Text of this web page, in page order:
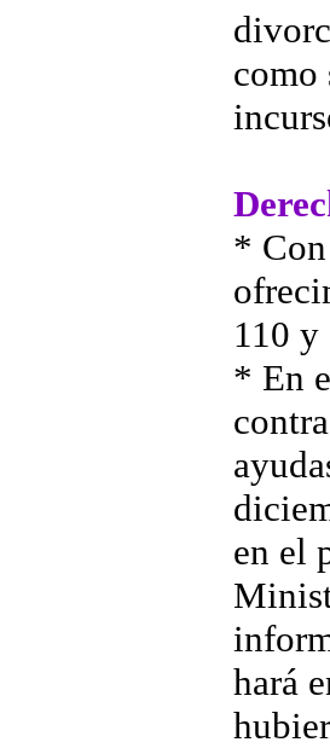
como
* Con
110
* En
en el
hará